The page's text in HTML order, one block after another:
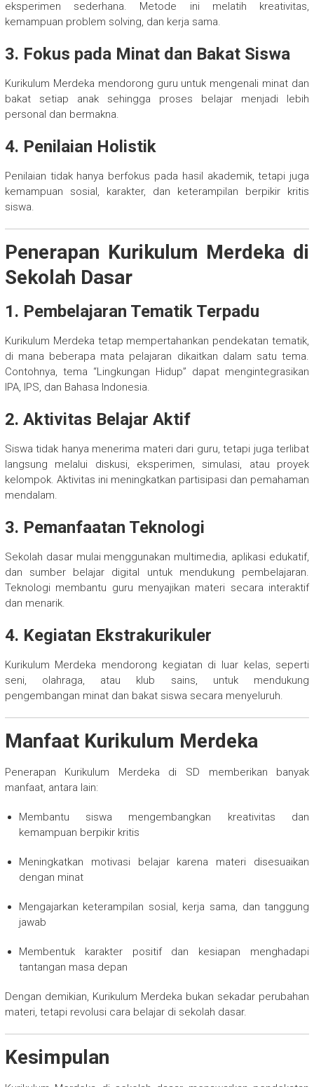
eksperimen sederhana. Metode ini melatih kreativitas,
kemampuan problem solving, dan kerja sama.
3. Fokus pada Minat dan Bakat Siswa
Kurikulum Merdeka mendorong guru untuk mengenali minat dan
bakat setiap anak sehingga proses belajar menjadi lebih
personal dan bermakna.
4. Penilaian Holistik
Penilaian tidak hanya berfokus pada hasil akademik, tetapi juga
kemampuan sosial, karakter, dan keterampilan berpikir kritis
siswa.
Penerapan Kurikulum Merdeka di
Sekolah Dasar
1. Pembelajaran Tematik Terpadu
Kurikulum Merdeka tetap mempertahankan pendekatan tematik,
di mana beberapa mata pelajaran dikaitkan dalam satu tema.
Contohnya, tema “Lingkungan Hidup” dapat mengintegrasikan
IPA, IPS, dan Bahasa Indonesia.
2. Aktivitas Belajar Aktif
Siswa tidak hanya menerima materi dari guru, tetapi juga terlibat
langsung melalui diskusi, eksperimen, simulasi, atau proyek
kelompok. Aktivitas ini meningkatkan partisipasi dan pemahaman
mendalam.
3. Pemanfaatan Teknologi
Sekolah dasar mulai menggunakan multimedia, aplikasi edukatif,
dan sumber belajar digital untuk mendukung pembelajaran.
Teknologi membantu guru menyajikan materi secara interaktif
dan menarik.
4. Kegiatan Ekstrakurikuler
Kurikulum Merdeka mendorong kegiatan di luar kelas, seperti
seni, olahraga, atau klub sains, untuk mendukung
pengembangan minat dan bakat siswa secara menyeluruh.
Manfaat Kurikulum Merdeka
Penerapan Kurikulum Merdeka di SD memberikan banyak
manfaat, antara lain:
Membantu siswa mengembangkan kreativitas dan
kemampuan berpikir kritis
Meningkatkan motivasi belajar karena materi disesuaikan
dengan minat
Mengajarkan keterampilan sosial, kerja sama, dan tanggung
jawab
Membentuk karakter positif dan kesiapan menghadapi
tantangan masa depan
Dengan demikian, Kurikulum Merdeka bukan sekadar perubahan
materi, tetapi revolusi cara belajar di sekolah dasar.
Kesimpulan